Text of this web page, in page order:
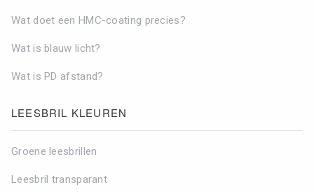
Wat doet een HMC-coating precies?
Wat is blauw licht?
Wat is PD afstand?
LEESBRIL KLEUREN
Groene leesbrillen
Leesbril transparant